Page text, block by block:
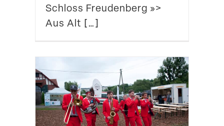
Schloss Freudenberg »>
Aus Alt […]